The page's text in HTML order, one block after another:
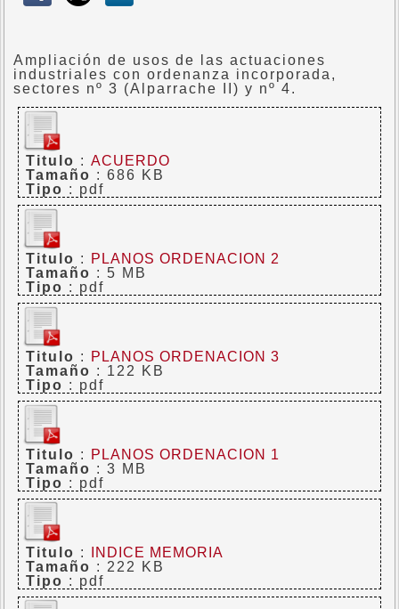
Ampliación de usos de las actuaciones
industriales con ordenanza incorporada,
sectores nº 3 (Alparrache II) y nº 4.
Titulo :ACUERDO
Tamaño : 686 KB
Tipo : pdf
Titulo :
PLANOS ORDENACION 2
Tamaño : 5 MB
Tipo : pdf
Titulo :
PLANOS ORDENACION 3
Tamaño : 122 KB
Tipo : pdf
Titulo :
PLANOS ORDENACION 1
Tamaño : 3 MB
Tipo : pdf
Titulo :
INDICE MEMORIA
Tamaño : 222 KB
Tipo : pdf